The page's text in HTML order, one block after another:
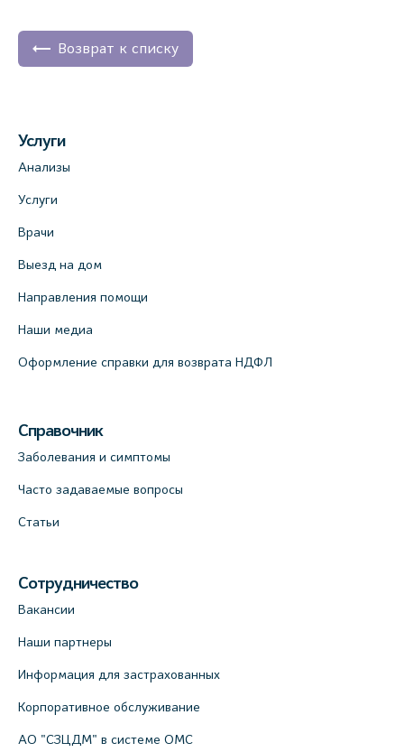
Возврат к списку
Услуги
Анализы
Услуги
Врачи
Выезд на дом
Направления помощи
Наши медиа
Оформление справки для возврата НДФЛ
Справочник
Заболевания и симптомы
Часто задаваемые вопросы
Статьи
Сотрудничество
Вакансии
Наши партнеры
Информация для застрахованных
Корпоративное обслуживание
АО "СЗЦДМ" в системе ОМС